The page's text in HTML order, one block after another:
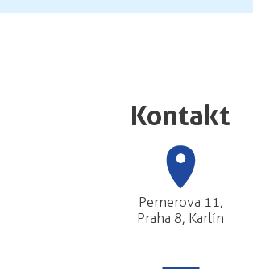
Kontakt
Pernerova 11,
Praha 8, Karlín